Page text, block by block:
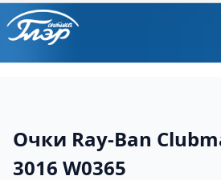
Очки Ray-Ban
3016 W0365